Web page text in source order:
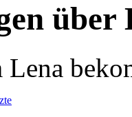
über
Lena